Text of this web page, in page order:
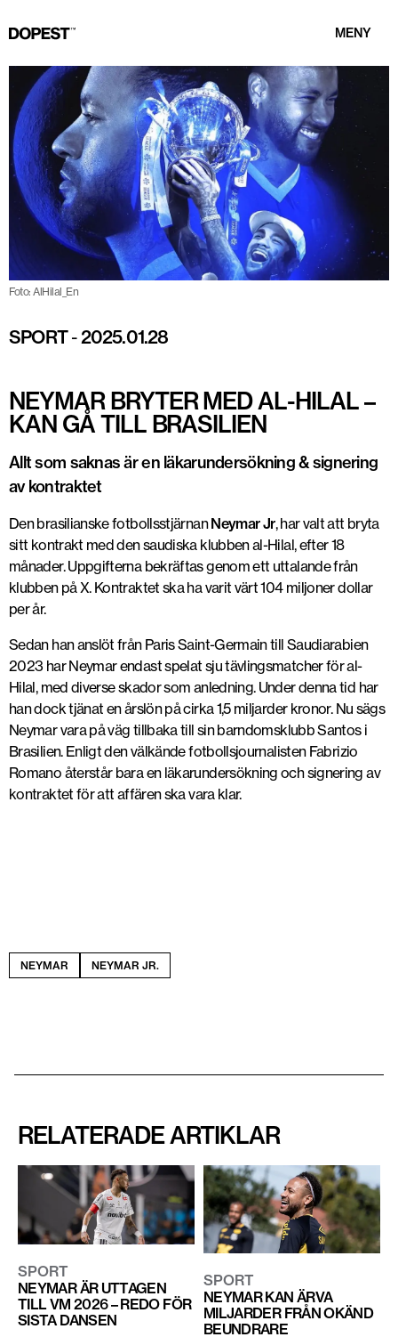
MENY
Foto: AlHilal_En
SPORT- 2025.01.28
NEYMAR BRYTER MED AL-HILAL –
KAN GÅ TILL BRASILIEN
Allt som saknas är en läkarundersökning & signering
av kontraktet
Den brasilianske fotbollsstjärnanNeymar Jr, har valt att bryta
sitt kontrakt med den saudiska klubben al-Hilal, efter 18
månader. Uppgifterna bekräftas genom ett uttalande från
klubben på X. Kontraktet ska ha varit värt 104 miljoner dollar
per år.
Sedan han anslöt från Paris Saint-Germain till Saudiarabien
2023 har Neymar endast spelat sju tävlingsmatcher för al-
Hilal, med diverse skador som anledning. Under denna tid har
han dock tjänat en årslön på cirka 1,5 miljarder kronor. Nu sägs
Neymar vara på väg tillbaka till sin barndomsklubb Santos i
Brasilien. Enligt den välkände fotbollsjournalisten Fabrizio
Romano återstår bara en läkarundersökning och signering av
kontraktet för att affären ska vara klar.
NEYMAR NEYMAR JR.
RELATERADE ARTIKLAR
SPORT
NEYMAR ÄR UTTAGEN
TILL VM 2026 – REDO FÖR
SISTA DANSEN
SPORT
NEYMAR KAN ÄRVA
MILJARDER FRÅN OKÄND
BEUNDRARE